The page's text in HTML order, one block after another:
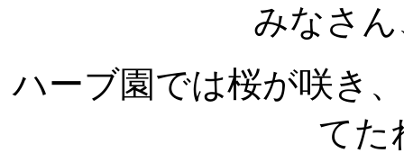
みなさ
ハーブ園では桜が咲き
てた